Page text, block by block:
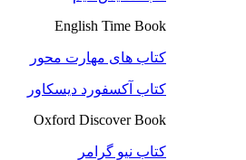
English Time Book
کتاب های مهارت محور
کتاب آکسفورد دیسکاور
Oxford Discover Book
کتاب نیو گرامر